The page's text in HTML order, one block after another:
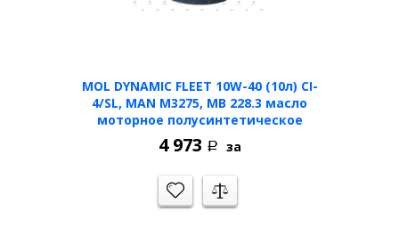
MOL DYNAMIC FLEET 10W-40 (10л) CI-
4/SL, MAN M3275, MB 228.3 масло
моторное полусинтетическое
4 973 Р за